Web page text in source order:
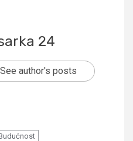
24
See author's posts